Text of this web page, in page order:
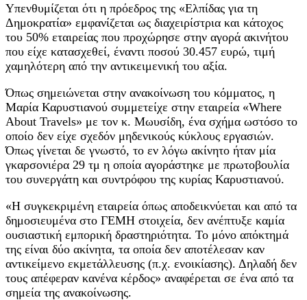
Υπενθυμίζεται ότι η πρόεδρος της «Ελπίδας για τη
Δημοκρατία» εμφανίζεται ως διαχειρίστρια και κάτοχος
του 50% εταιρείας που προχώρησε στην αγορά ακινήτου
που είχε κατασχεθεί, έναντι ποσού 30.457 ευρώ, τιμή
χαμηλότερη από την αντικειμενική του αξία.
Όπως σημειώνεται στην ανακοίνωση του κόμματος, η
Μαρία Καρυστιανού συμμετείχε στην εταιρεία «Where
About Travels» με τον κ. Μωυσίδη, ένα σχήμα ωστόσο το
οποίο δεν είχε σχεδόν μηδενικούς κύκλους εργασιών.
Όπως γίνεται δε γνωστό, το εν λόγω ακίνητο ήταν μία
γκαρσονιέρα 29 τμ η οποία αγοράστηκε με πρωτοβουλία
του συνεργάτη και συντρόφου της κυρίας Καρυστιανού.
«Η συγκεκριμένη εταιρεία όπως αποδεικνύεται και από τα
δημοσιευμένα στο ΓΕΜΗ στοιχεία, δεν ανέπτυξε καμία
ουσιαστική εμπορική δραστηριότητα. Το μόνο απόκτημά
της είναι δύο ακίνητα, τα οποία δεν αποτέλεσαν καν
αντικείμενο εκμετάλλευσης (π.χ. ενοικίασης). Δηλαδή δεν
τους απέφεραν κανένα κέρδος» αναφέρεται σε ένα από τα
σημεία της ανακοίνωσης.